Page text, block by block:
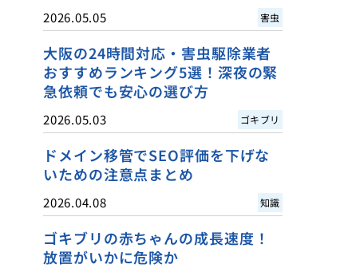
2026.05.05 害虫
大阪の24時間対応・害虫駆除業者
おすすめランキング5選！深夜の緊
急依頼でも安心の選び方
2026.05.03 ゴキブリ
ドメイン移管でSEO評価を下げな
いための注意点まとめ
2026.04.08 知識
ゴキブリの赤ちゃんの成長速度！
放置がいかに危険か